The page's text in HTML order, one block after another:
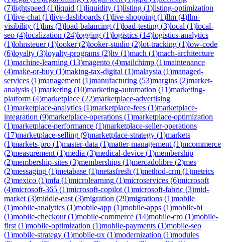
(7)lightspeed (1)liquid (1)liquidity (1)listing (1)listing-optimization
(1)live-chat (1)live-dashboards (1)live-shopping (1)llm (4)llm-
visibility (1)lms (3)load-balancing (1)load-testing (3)local (1)local-
seo (4)localization (24)logging (1)logistics (14)logistics-analytics
(1)lohnsteuer(1)looker(2)looker-studio (2)lot-tracking (1)low-code
(6)loyalty (3)loyalty-programs (2)ltv (1)mach (1)mach-architecture
(1)machine-learning (13)magento (4)mailchimp (1)maintenance
(4)make-or-buy (1)making-tax-digital (1)malaysia (1)managed-
services (1)management (1)manufacturing (53)margins (2)market-
analysis (1)marketing (10)marketing-automation (11)marketing-
platform (4)marketplace (22)marketplace-advertising
(1)marketplace-analytics (1)marketplace-fees (1)marketplace-
integration (9)marketplace-operations (1)marketplace-optimization
(1)marketplace-performance (1)marketplace-seller-operations
(17)marketplace-selling (9)marketplace-strategy (1)markets
(1)markets-pro (1)master-data (1)matter-management (1)mcommerce
(2)measurement (1)media (3)medical-device (1)membership
(2)membership-sites (3)memberships (1)mercadolibre (2)mes
(2)messaging (1)metabase (1)metasfresh (1)method-crm (1)metrics
(2)mexico (1)mfa (1)microlearning (1)microservices (6)microsoft
(4)microsoft-365 (1)microsoft-copilot (1)microsoft-fabric (3)mid-
market (3)middle-east (3)migration (29)migrations (1)mobile
(1)mobile-analytics (1)mobile-app (1)mobile-apps (1)mobile-bi
(1)mobile-checkout (1)mobile-commerce (14)mobile-cro (1)mobile-
first (1)mobile-optimization (1)mobile-payments (1)mobile-seo
(1)mobile-strategy (1)mobile-ux (1)modernization (1)modules